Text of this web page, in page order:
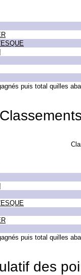
puis total quilles
puis total quilles
des